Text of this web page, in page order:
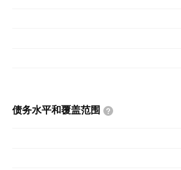
债务水平和覆盖范围